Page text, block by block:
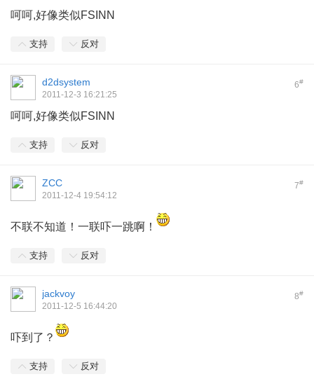
呵呵,好像类似FSINN
支持 反对
6#
d2dsystem
2011-12-3 16:21:25
呵呵,好像类似FSINN
支持 反对
7#
ZCC
2011-12-4 19:54:12
不联不知道！一联吓一跳啊！
支持 反对
8#
jackvoy
2011-12-5 16:44:20
吓到了？
支持 反对